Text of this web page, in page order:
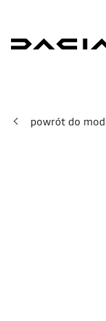
powrót do